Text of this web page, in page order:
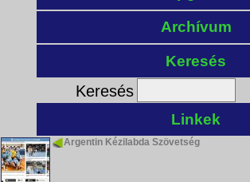
Archívum
Keresés
Keresés
Linkek
Argentin Kézilabda Szövetség